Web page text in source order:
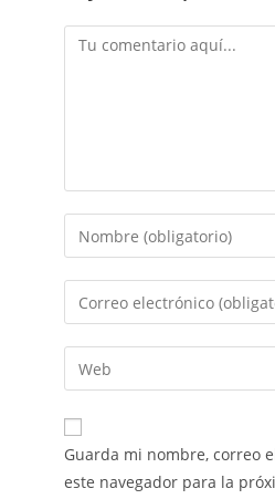
Guarda mi nombre, correo
este navegador para la